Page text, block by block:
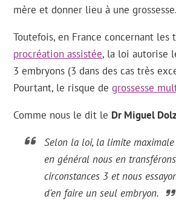
mère et donner lieu à une grossesse.
Toutefois, en France concernant les
procréation assistée, la loi autorise
3 embryons (3 dans des cas très
Pourtant, le risque degrossesse
Comme nous le dit le Dr Miguel
Selon la loi, la limite
en général nous en
circonstances 3 et nous
d'en faire un seul embryon.